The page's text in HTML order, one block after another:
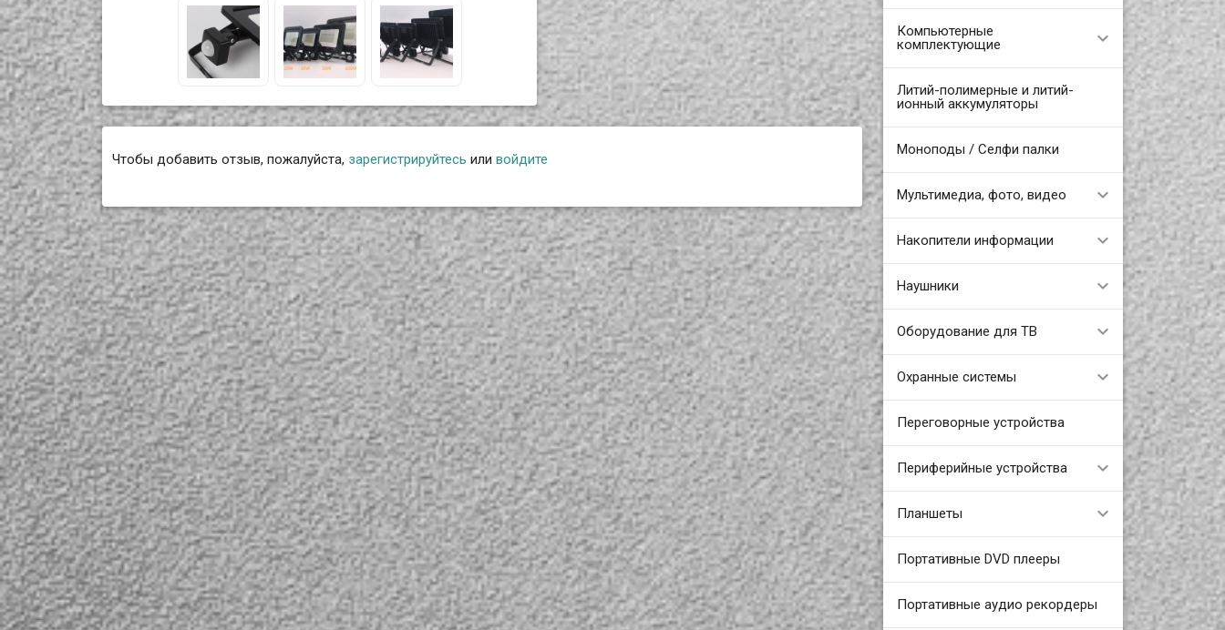
Компьютерные
комплектующие
Литий-полимерные и литий-
ионный аккумуляторы
Моноподы / Селфи палки
Мультимедиа, фото, видео
Накопители информации
Наушники
Оборудование для ТВ
Охранные системы
Переговорные устройства
Периферийные устройства
Планшеты
Портативные DVD плееры
Портативные аудио рекордеры
Чтобы добавить отзыв, пожалуйста, зарегистрируйтесь иливойдите